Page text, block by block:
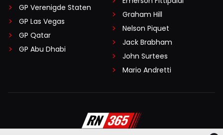
GP Verenigde Staten
GP Las Vegas
GP Qatar
GP Abu Dhabi
Graham Hill
Nelson Piquet
Jack Brabham
John Surtees
Mario Andretti